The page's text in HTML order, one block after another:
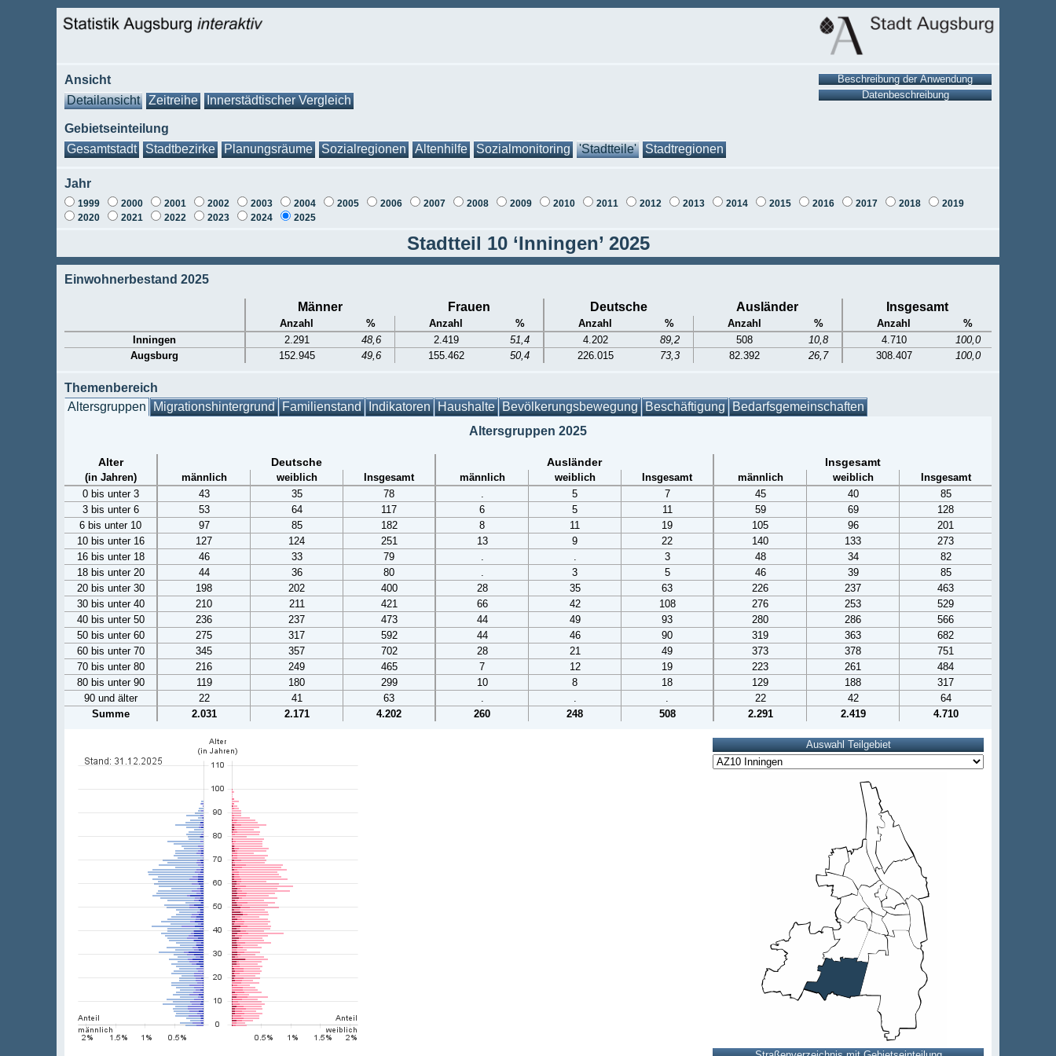
Ansicht
Detailansicht
Zeitreihe Innerstädtischer Vergleich
Gebietseinteilung
Gesamtstadt
Stadtbezirke Planungsräume Sozialregionen Altenhilfe Sozialmonitoring 'Stadtteile' Stadtregionen
Jahr
1999 2000 2001 2002 2003 2004 2005 2006 2007 2008 2009 2010 2011 2012 2013 2014 2015 2016 2017 2018
2019
2020
2021 2022 2023 2024 2025
Stadtteil 10 ‘Inningen’ 2025
Einwohnerbestand 2025
Männer Frauen Deutsche Ausländer Insgesamt
Anzahl % Anzahl % Anzahl % Anzahl % Anzahl
%
Inningen
2.291 48,6 2.419 51,4 4.202 89,2 508 10,8 4.710
100,0
Augsburg
152.945 49,6 155.462 50,4 226.015 73,3 82.392 26,7 308.407 100,0
Themenbereich
Altersgruppen Migrationshintergrund Familienstand Indikatoren Haushalte Bevölkerungsbewegung Beschäftigung Bedarfsgemeinschaften
Altersgruppen 2025
Alter Deutsche Ausländer Insgesamt
(in Jahren) männlich weiblich Insgesamt männlich weiblich Insgesamt männlich weiblich
Insgesamt
0 bis unter 3
43 35 78 . 5 7 45 40
85
3 bis unter 6
53 64 117 6 5 11 59 69
128
6 bis unter 10
97 85 182 8 11 19 105 96
201
10 bis unter 16
127 124 251 13 9 22 140 133
273
16 bis unter 18
46 33 79 . . 3 48 34
82
18 bis unter 20
44 36 80 . 3 5 46 39
85
20 bis unter 30
198 202 400 28 35 63 226 237
463
30 bis unter 40
210 211 421 66 42 108 276 253
529
40 bis unter 50
236 237 473 44 49 93 280 286
566
50 bis unter 60
275 317 592 44 46 90 319 363
682
60 bis unter 70
345 357 702 28 21 49 373 378
751
70 bis unter 80
216 249 465 7 12 19 223 261
484
80 bis unter 90
119 180 299 10 8 18 129 188
317
90 und älter
22 41 63 . . . 22 42
64
Summe
2.031 2.171 4.202 260 248 508 2.291 2.419 4.710